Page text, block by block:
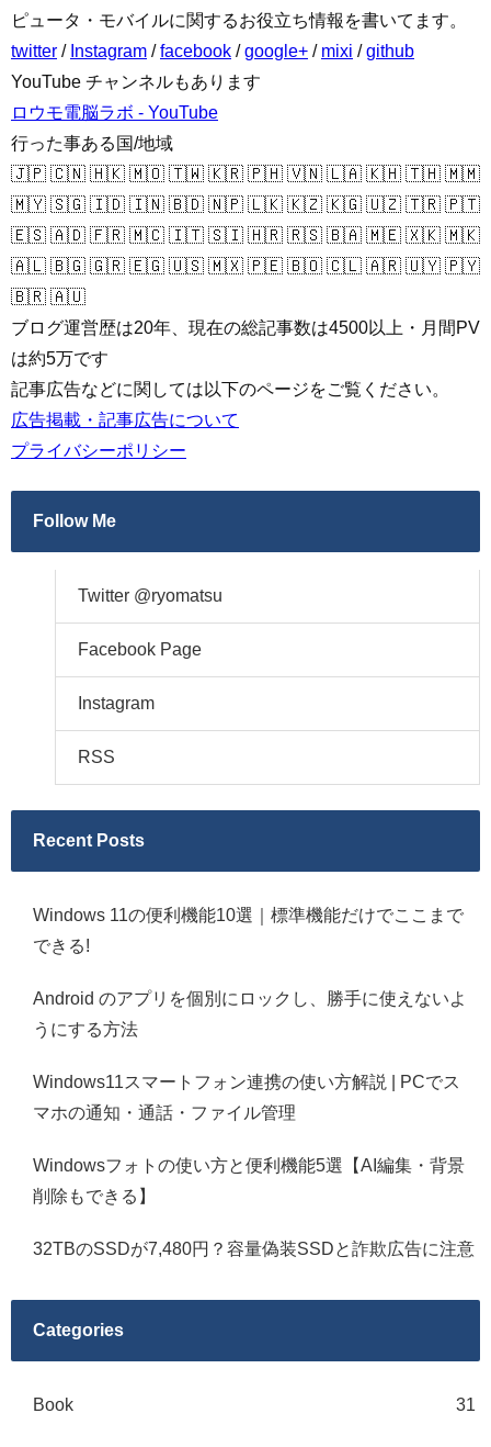
ピュータ・モバイルに関するお役立ち情報を書いてます。
twitter / Instagram /facebook /google+ / mixi /github
YouTube チャンネルもあります
ロウモ電脳ラボ - YouTube
行った事ある国/地域
🇯🇵 🇨🇳 🇭🇰 🇲🇴 🇹🇼 🇰🇷 🇵🇭 🇻🇳 🇱🇦 🇰🇭 🇹🇭 🇲🇲
🇲🇾 🇸🇬 🇮🇩 🇮🇳 🇧🇩 🇳🇵 🇱🇰 🇰🇿 🇰🇬 🇺🇿 🇹🇷 🇵🇹
🇪🇸 🇦🇩 🇫🇷 🇲🇨 🇮🇹 🇸🇮 🇭🇷 🇷🇸 🇧🇦 🇲🇪 🇽🇰 🇲🇰
🇦🇱 🇧🇬 🇬🇷 🇪🇬 🇺🇸 🇲🇽 🇵🇪 🇧🇴 🇨🇱 🇦🇷 🇺🇾 🇵🇾
🇧🇷 🇦🇺
ブログ運営歴は20年、現在の総記事数は4500以上・月間PV
は約5万です
記事広告などに関しては以下のページをご覧ください。
広告掲載・記事広告について
プライバシーポリシー
Follow Me
Twitter @ryomatsu
Facebook Page
Instagram
RSS
Recent Posts
Windows 11の便利機能10選｜標準機能だけでここまで
できる!
Android のアプリを個別にロックし、勝手に使えないよ
うにする方法
Windows11スマートフォン連携の使い方解説 | PCでス
マホの通知・通話・ファイル管理
Windowsフォトの使い方と便利機能5選【AI編集・背景
削除もできる】
32TBのSSDが7,480円？容量偽装SSDと詐欺広告に注意
Categories
Book 31